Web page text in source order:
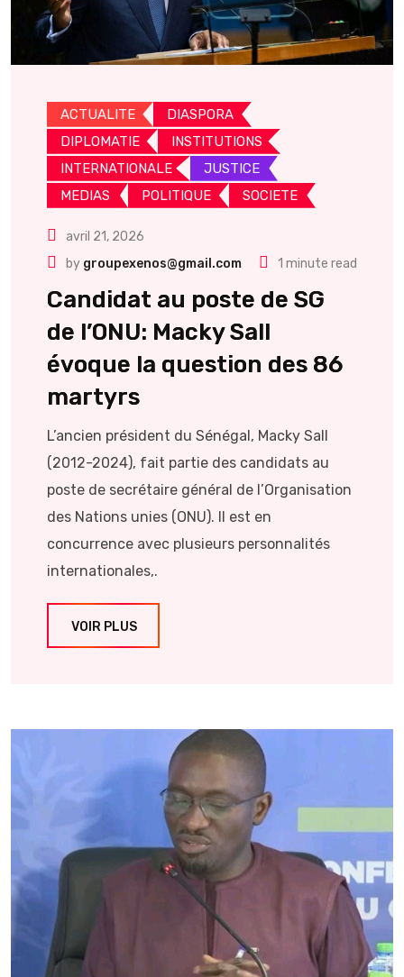
ACTUALITE
DIASPORA
DIPLOMATIE
INSTITUTIONS
INTERNATIONALE
JUSTICE
MEDIAS
POLITIQUE SOCIETE
avril 21, 2026
by groupexenos@gmail.com 1 minute read
Candidat au poste de SG
de l’ONU: Macky Sall
évoque la question des 86
martyrs
L’ancien président du Sénégal, Macky Sall
(2012-2024), fait partie des candidats au
poste de secrétaire général de l’Organisation
des Nations unies (ONU). Il est en
concurrence avec plusieurs personnalités
internationales,.
VOIR PLUS